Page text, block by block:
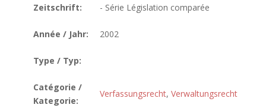
Zeitschrift:
- Série Législation comparée
Année / Jahr: 2002
Type / Typ:
Catégorie /
Kategorie:
Verfassungsrecht, Verwaltungsrecht